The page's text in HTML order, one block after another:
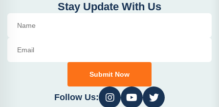
Stay Update With Us
Submit Now
Follow Us: